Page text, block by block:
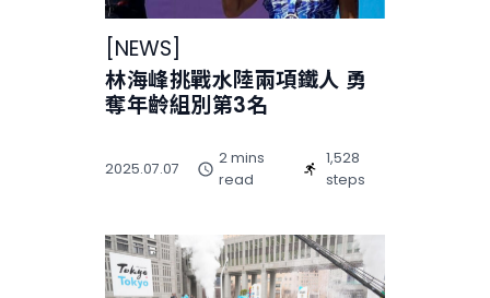
NEWS
林海峰挑戰水陸兩項鐵人 勇
奪年齡組別第3名
2025.07.07
2 mins
read
1,528
steps